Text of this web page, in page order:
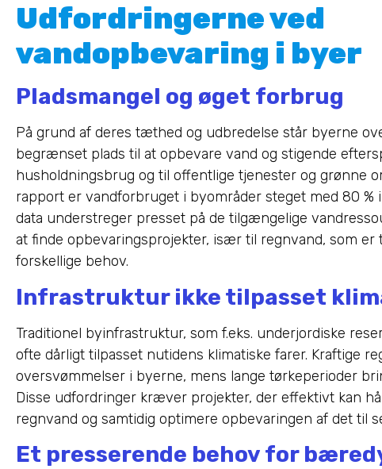
Udfordringerne ved
vandopbevaring i byer
Pladsmangel og øget forbrug
På grund af deres tæthed og udbredelse står byerne
begrænset plads til at opbevare vand og stigende
husholdningsbrug og til offentlige tjenester og grønne
rapport er vandforbruget i byområder steget med 80 %
data understreger presset på de tilgængelige
at finde opbevaringsprojekter, især til regnvand, som er
forskellige behov.
Infrastruktur ikke tilpasset
Traditionel byinfrastruktur, som f.eks. underjordiske
ofte dårligt tilpasset nutidens klimatiske farer. Kraftige
oversvømmelser i byerne, mens lange tørkeperioder
Disse udfordringer kræver projekter, der effektivt kan
regnvand og samtidig optimere opbevaringen af det til
Et presserende behov for